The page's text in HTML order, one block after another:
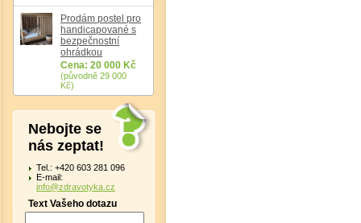
Prodám postel pro
handicapované s
bezpečnostní
ohrádkou
Cena: 20 000 Kč
(původně 29 000
Kč)
Nebojte se
nás zeptat!
Tel.: +420 603 281 096
E-mail:
info@zdravotyka.cz
Text Vašeho dotazu